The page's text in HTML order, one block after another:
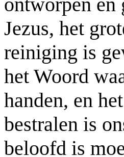
Jezus, het
reiniging is
het Woord
handen, en
bestralen is
beloofd is